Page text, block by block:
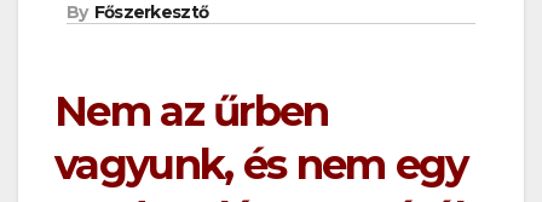
By Főszerkesztő
Nem az űrben
vagyunk, és nem egy